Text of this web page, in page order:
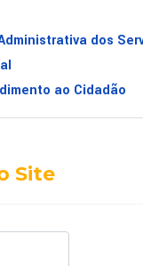
dos
ao Cidadão
Site